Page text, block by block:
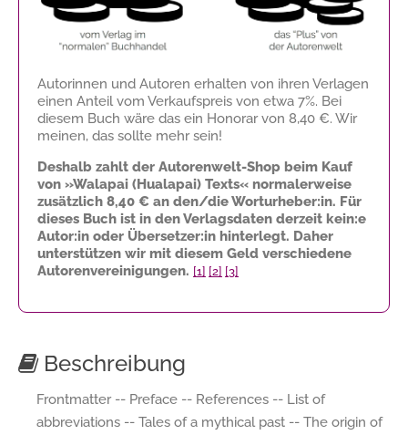
Autorinnen und Autoren erhalten von ihren Verlagen
einen Anteil vom Verkaufspreis von etwa 7%. Bei
diesem Buch wäre das ein Honorar von 8,40 €. Wir
meinen, das sollte mehr sein!
Deshalb zahlt der Autorenwelt-Shop beim Kauf
von »Walapai (Hualapai) Texts« normalerweise
zusätzlich 8,40 € an den/die Worturheber:in. Für
dieses Buch ist in den Verlagsdaten derzeit kein:e
Autor:in oder Übersetzer:in hinterlegt. Daher
unterstützen wir mit diesem Geld verschiedene
Autorenvereinigungen. [1] [2] [3]
Beschreibung
Frontmatter -- Preface -- References -- List of
abbreviations -- Tales of a mythical past -- The origin of